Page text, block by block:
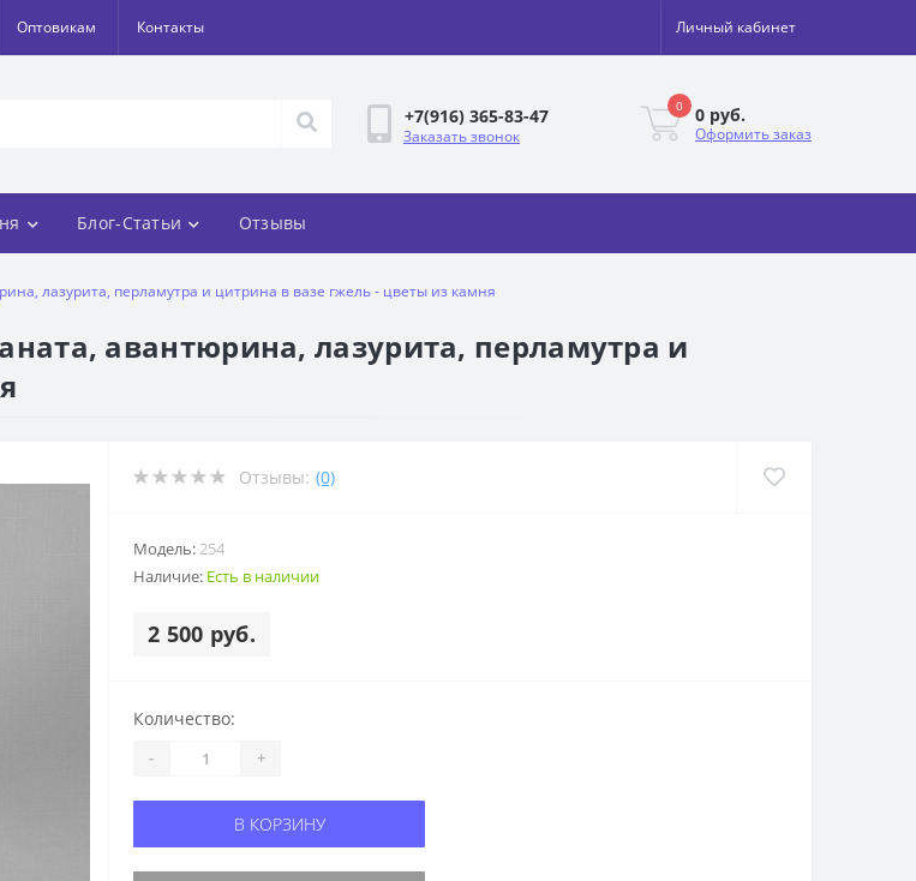
Оптовикам Контакты Личный кабинет
+7(916) 365-83-47
Заказать звонок
0 0 руб.
Оформить заказ
Блог-Статьи Отзывы
лазурита, перламутра и цитрина в вазе гжель - цветы из камня
авантюрина, лазурита, перламутра и
Отзывы: (0)
Модель: 254
Наличие: Есть в наличии
2 500 руб.
Количество:
- +
В КОРЗИНУ